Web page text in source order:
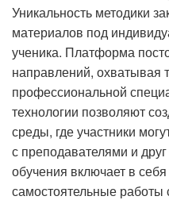
Уникальность методики
материалов под
ученика. Платформа
направлений, охватывая
профессиональной
технологии позволяют
среды, где участники
с преподавателями и
обучения включает в
самостоятельные работы